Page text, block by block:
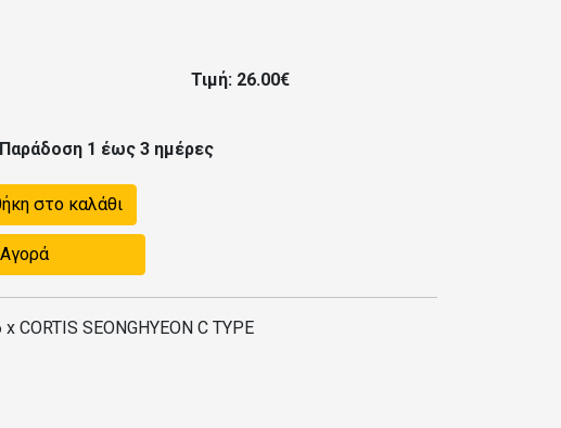
Τιμή: 26.00€
1 έως 3 ημέρες
στο καλάθι
CORTIS SEONGHYEON C TYPE